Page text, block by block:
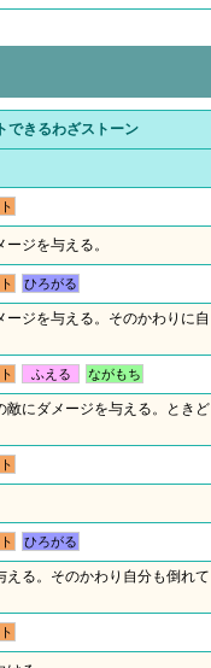
できるわざストーン
ジを与える。
ひろがる
ジを与える。そのかわりに自
ふえる ながもち
敵にダメージを与える。ときど
ひろがる
る。そのかわり自分も倒れて